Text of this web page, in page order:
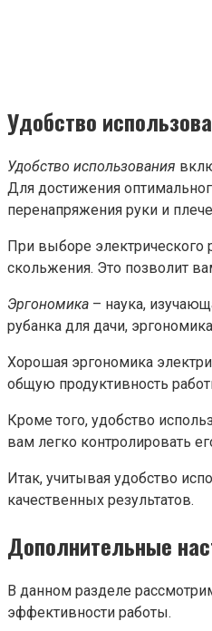
Удобство
Удобство использования
Для достижения
перенапряжения руки и
При выборе
скольжения. Это позволит
Эргономика – наука,
рубанка для дачи,
Хорошая эргономика
общую продуктивность
Кроме того, удобство
вам легко контролировать
Итак, учитывая удобство
качественных результатов.
Дополнительные
В данном разделе
эффективности работы.